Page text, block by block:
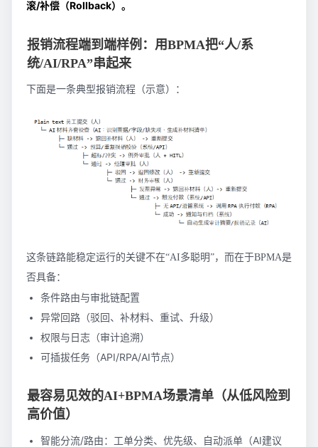
滚/补偿（Rollback）。
报销流程端到端样例：用BPMA把“人/系
统/AI/RPA”串起来
下面是一条典型报销流程（示意）：
这条链路能稳定运行的关键不在“AI多聪明”，而在于BPMA是
否具备：
条件路由与审批链配置
异常回路（驳回、补材料、重试、升级）
权限与日志（审计追溯）
可插拔任务（API/RPA/AI节点）
最容易见效的AI+BPMA场景清单（从低风险到
高价值）
智能分流/路由：工单分类、优先级、自动派单（AI建议